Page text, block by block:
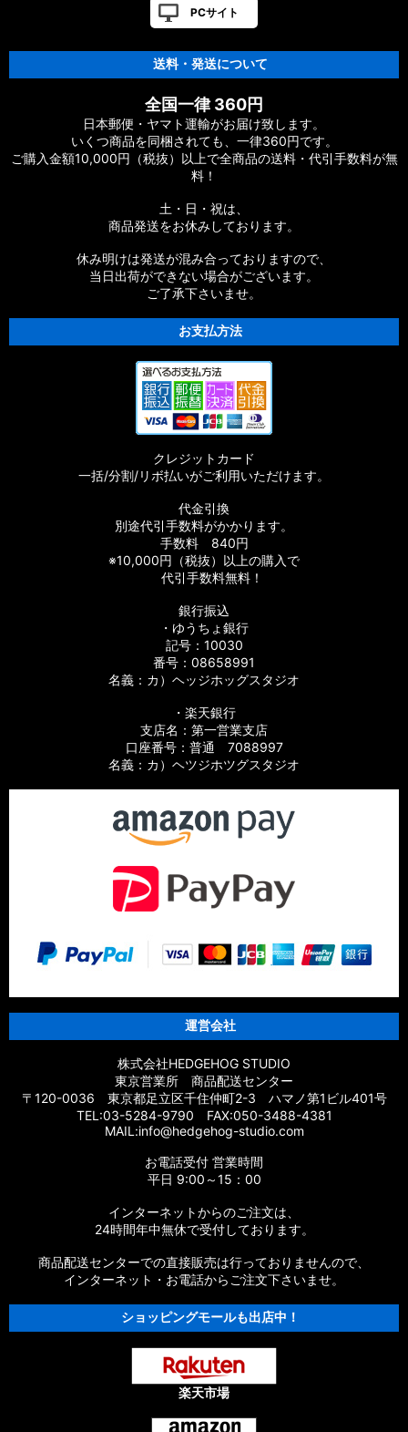
PCサイト
送料・発送について
全国一律 360円
日本郵便・ヤマト運輸がお届け致します。
いくつ商品を同梱されても、一律360円です。
ご購入金額10,000円（税抜）以上で全商品の送料・代引手数料が無
料！
土・日・祝は、
商品発送をお休みしております。
休み明けは発送が混み合っておりますので、
当日出荷ができない場合がございます。
ご了承下さいませ。
お支払方法
クレジットカード
一括/分割/リボ払いがご利用いただけます。
代金引換
別途代引手数料がかかります。
手数料 840円
※10,000円（税抜）以上の購入で
代引手数料無料！
銀行振込
・ゆうちょ銀行
記号：10030
番号：08658991
名義：カ）ヘッジホッグスタジオ
・楽天銀行
支店名：第一営業支店
口座番号：普通 7088997
名義：カ）ヘツジホツグスタジオ
運営会社
株式会社HEDGEHOG STUDIO
東京営業所 商品配送センター
〒120-0036 東京都足立区千住仲町2-3 ハマノ第1ビル401号
TEL:03-5284-9790 FAX:050-3488-4381
MAIL:info@hedgehog-studio.com
お電話受付 営業時間
平日 9:00～15：00
インターネットからのご注文は、
24時間年中無休で受付しております。
商品配送センターでの直接販売は行っておりませんので、
インターネット・お電話からご注文下さいませ。
ショッピングモールも出店中！
楽天市場